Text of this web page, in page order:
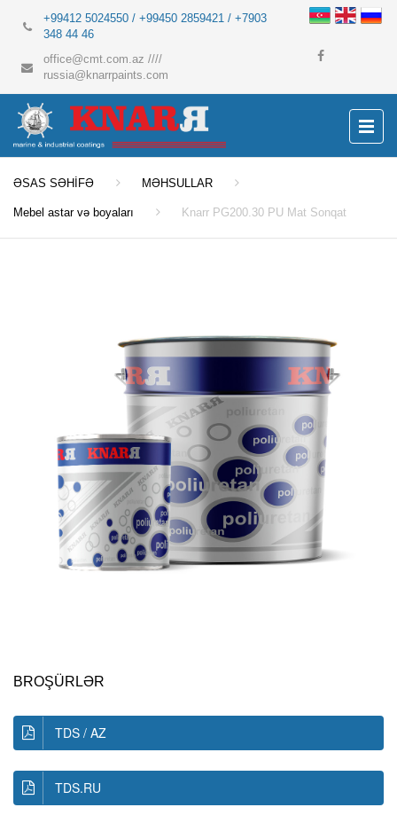
+99412 5024550 / +99450 2859421 / +7903
348 44 46
office@cmt.com.az ////
russia@knarrpaints.com
ƏSAS SƏHİFƏ MƏHSULLAR
Mebel astar və boyaları Knarr PG200.30 PU Mat Sonqat
BROŞÜRLƏR
TDS / AZ
TDS.RU